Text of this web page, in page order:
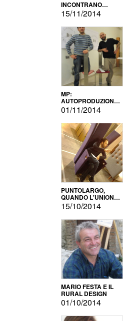
INCONTRANO
L'AUTOPRODUZIONE
15/11/2014
MP:
AUTOPRODUZIONE
E INNOVAZIONE
01/11/2014
PUNTOLARGO,
QUANDO L'UNIONE
FA LA FORZA E
VINCE
15/10/2014
MARIO FESTA E IL
RURAL DESIGN
01/10/2014